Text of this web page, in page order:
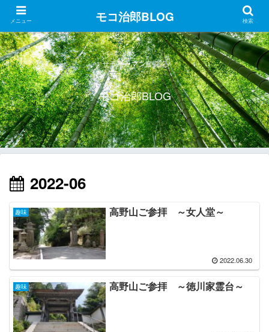
サラリーマン奮闘記
モコ治郎BLOG
2022-06
趣味 高野山ご参拝 ～女人堂～
2022.06.30
趣味 高野山ご参拝 ～徳川家霊台～
メニュー モコ治郎BLOG 検索